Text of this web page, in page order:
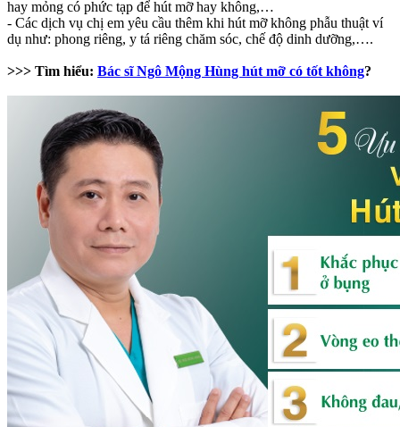
hay mỏng có phức tạp để hút mỡ hay không,…
- Các dịch vụ chị em yêu cầu thêm khi hút mỡ không phẫu thuật ví
dụ như: phong riêng, y tá riêng chăm sóc, chế độ dinh dưỡng,….
>>> Tìm hiểu: Bác sĩ Ngô Mộng Hùng hút mỡ có tốt không?